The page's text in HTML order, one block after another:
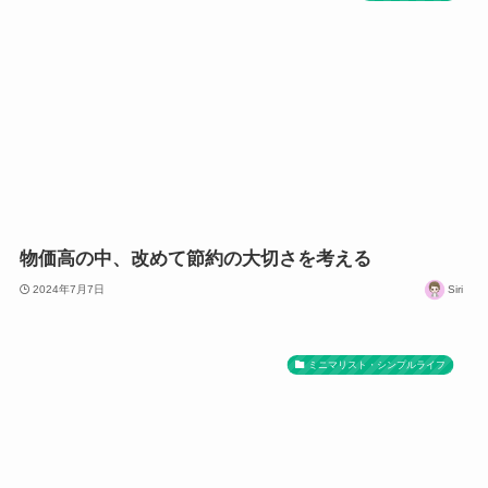
物価高の中、改めて節約の大切さを考える
2024年7月7日 Siri
ミニマリスト・シンプルライフ